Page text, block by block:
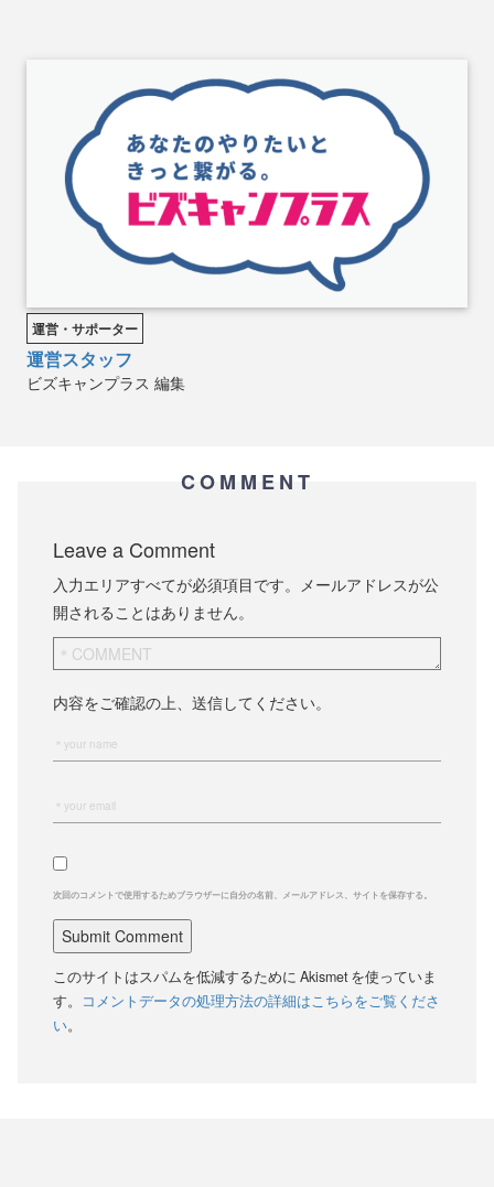
運営・サポーター
運営スタッフ
ビズキャンプラス 編集
COMMENT
Leave a Comment
入力エリアすべてが必須項目です。メールアドレスが公
開されることはありません。
内容をご確認の上、送信してください。
次回のコメントで使用するためブラウザーに自分の名前、メールアドレス、サイトを保存する。
このサイトはスパムを低減するために Akismet を使っていま
す。
コメントデータの処理方法の詳細はこちらをご覧くださ
い。